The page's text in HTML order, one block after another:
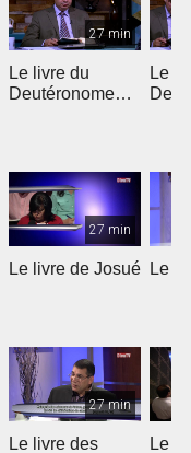
27 min
Le livre du
Deutéronome
Le
27 min
Le livre de Josué Le
27 min
Le livre des Le